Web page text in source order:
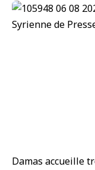
Damas accueille